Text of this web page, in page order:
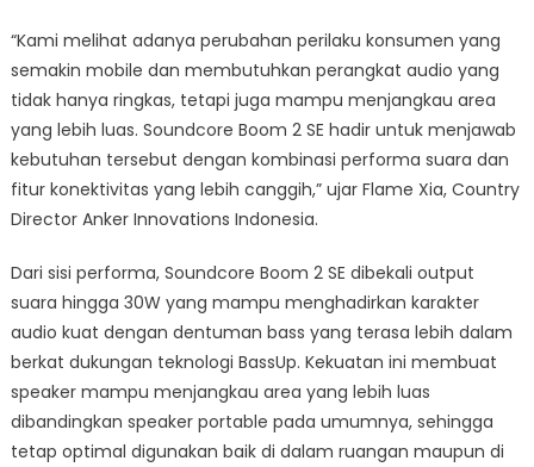
“Kami melihat adanya perubahan perilaku konsumen yang
semakin mobile dan membutuhkan perangkat audio yang
tidak hanya ringkas, tetapi juga mampu menjangkau area
yang lebih luas. Soundcore Boom 2 SE hadir untuk menjawab
kebutuhan tersebut dengan kombinasi performa suara dan
fitur konektivitas yang lebih canggih,” ujar Flame Xia, Country
Director Anker Innovations Indonesia.
Dari sisi performa, Soundcore Boom 2 SE dibekali output
suara hingga 30W yang mampu menghadirkan karakter
audio kuat dengan dentuman bass yang terasa lebih dalam
berkat dukungan teknologi BassUp. Kekuatan ini membuat
speaker mampu menjangkau area yang lebih luas
dibandingkan speaker portable pada umumnya, sehingga
tetap optimal digunakan baik di dalam ruangan maupun di